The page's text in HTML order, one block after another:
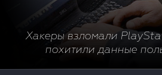
Хакеры взломали
похитили данные